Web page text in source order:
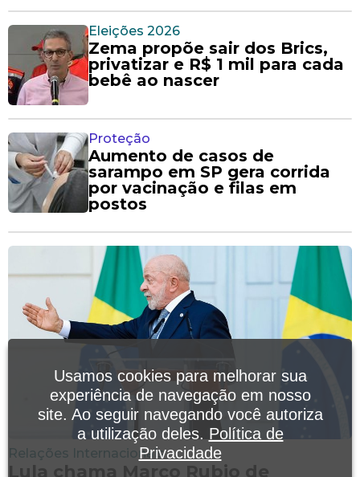
Eleições 2026
Zema propõe sair dos Brics,
privatizar e R$ 1 mil para cada
bebê ao nascer
Proteção
Aumento de casos de
sarampo em SP gera corrida
por vacinação e filas em
postos
Relações Internacionais
Lula chama Marco Rubio de
Usamos cookies para melhorar sua
experiência de navegação em nosso
site. Ao seguir navegando você autoriza
a utilização deles. Política de
Privacidade